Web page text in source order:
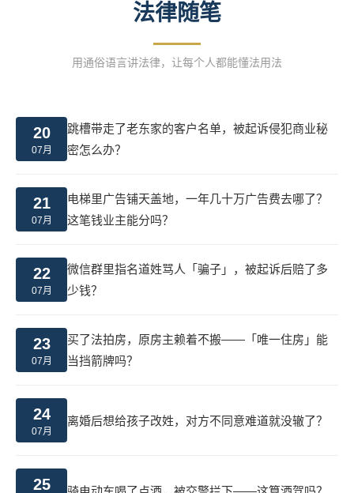
法律随笔
用通俗语言讲法律，让每个人都能懂法用法
20
07月
跳槽带走了老东家的客户名单，被起诉侵犯商业秘
密怎么办？
21
07月
电梯里广告铺天盖地，一年几十万广告费去哪了？
这笔钱业主能分吗？
22
07月
微信群里指名道姓骂人「骗子」，被起诉后赔了多
少钱？
23
07月
买了法拍房，原房主赖着不搬——「唯一住房」能
当挡箭牌吗？
24
07月
离婚后想给孩子改姓，对方不同意难道就没辙了？
25